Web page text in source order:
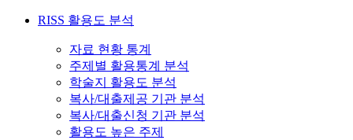
RISS 활용도 분석
자료 현황 통계
주제별 활용통계 분석
학술지 활용도 분석
복사/대출제공 기관 분석
복사/대출신청 기관 분석
활용도 높은 주제